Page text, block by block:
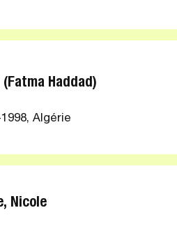
(Fatma Haddad)
Algérie
Nicole